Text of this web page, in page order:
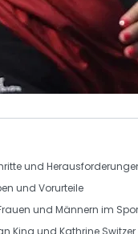
und
und Vorurteile
und Männern im
King und Kathrine Switzer